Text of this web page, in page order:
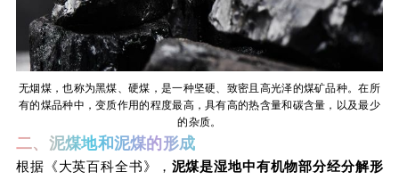
无烟煤，也称为黑煤、硬煤，是一种坚硬、致密且高光泽的煤矿品种。在所
有的煤品种中，变质作用的程度最高，具有高的热含量和碳含量，以及最少
的杂质。
二、泥煤地和泥煤的形成
根据《大英百科全书》， 泥煤是湿地中有机物部分经分解形